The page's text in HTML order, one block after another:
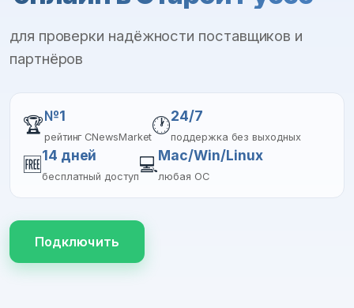
для проверки надёжности поставщиков и
партнёров
🏆№1
рейтинг CNewsMarket
🕐24/7
поддержка без выходных
🆓14 дней
бесплатный доступ
💻Mac/Win/Linux
любая ОС
Подключить